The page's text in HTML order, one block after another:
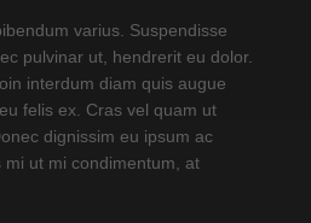
varius. Suspendisse
pulvinar ut, hendrerit eu dolor.
interdum diam quis augue
felis ex. Cras vel quam ut
dignissim eu ipsum ac
ut mi condimentum, at